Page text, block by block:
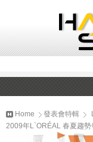
Home 發表會特輯
2009年L`ORÉAL 春夏趨勢